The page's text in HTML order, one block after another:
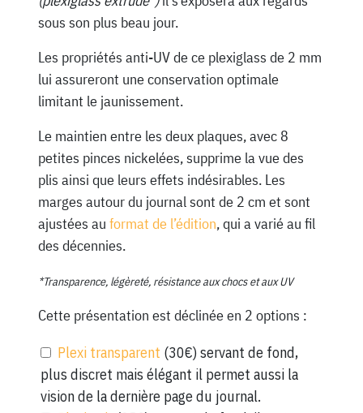
sous son plus beau jour.
Les propriétés anti-UV de ce plexiglass de 2 mm
lui assureront une conservation optimale
limitant le jaunissement.
Le maintien entre les deux plaques, avec 8
petites pinces nickelées, supprime la vue des
plis ainsi que leurs effets indésirables. Les
marges autour du journal sont de 2 cm et sont
ajustées au format de l’édition, qui a varié au fil
des décennies.
*Transparence, légèreté, résistance aux chocs et aux UV
Cette présentation est déclinée en 2 options :
Plexi transparent (30€) servant de fond,
plus discret mais élégant il permet aussi la
vision de la dernière page du journal.